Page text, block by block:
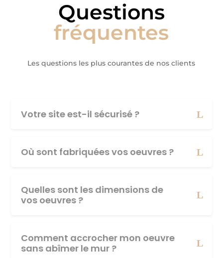
Questions
fréquentes
Les questions les plus courantes de nos clients
Votre site est-il sécurisé ?
Où sont fabriquées vos oeuvres ?
Quelles sont les dimensions de
vos oeuvres ?
Comment accrocher mon oeuvre
sans abîmer le mur ?